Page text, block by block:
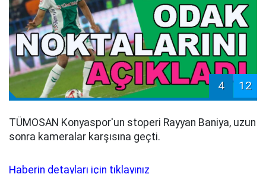
4 12
TÜMOSAN Konyaspor'un stoperi Rayyan Baniya, uzun
sonra kameralar karşısına geçti.
Haberin detayları için tıklayınız